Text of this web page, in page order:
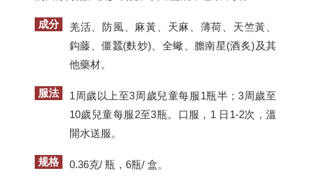
成分
羌活、防風、麻黃、天麻、薄荷、天竺黃、
鈎藤、僵蠶(麩炒)、全蠍、膽南星(酒炙)及其
他藥材。
服法
1周歲以上至3周歲兒童每服1瓶半；3周歲至
10歲兒童每服2至3瓶。口服，1 日1-2次，溫
開水送服。
规格 0.36克/ 瓶，6瓶/ 盒。